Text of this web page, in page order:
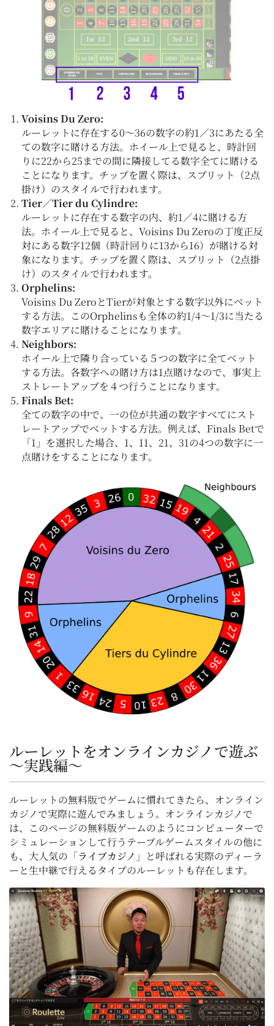
Voisins Du Zero:
ルーレットに存在する0～36の数字の約1／3にあたる全
ての数字に賭ける方法。ホイール上で見ると、時計回
りに22から25までの間に隣接してる数字全てに賭ける
ことになります。チップを置く際は、スプリット（2点
掛け）のスタイルで行われます。
Tier／Tier du Cylindre:
ルーレットに存在する数字の内、約1／4に賭ける方
法。ホイール上で見ると、Voisins Du Zeroの丁度正反
対にある数字12個（時計回りに13から16）が賭ける対
象になります。チップを置く際は、スプリット（2点掛
け）のスタイルで行われます。
Orphelins:
Voisins Du ZeroとTierが対象とする数字以外にベット
する方法。このOrphelinsも全体の約1/4～1/3に当たる
数字エリアに賭けることになります。
Neighbors:
ホイール上で隣り合っている５つの数字に全てベット
する方法。各数字への賭け方は1点賭けなので、事実上
ストレートアップを４つ行うことになります。
Finals Bet:
全ての数字の中で、一の位が共通の数字すべてにスト
レートアップでベットする方法。例えば、Finals Betで
「1」を選択した場合、1、11、21、31の4つの数字に一
点賭けをすることになります。
ルーレットをオンラインカジノで遊ぶ
～実践編～
ルーレットの無料版でゲームに慣れてきたら、オンライン
カジノで実際に遊んでみましょう。オンラインカジノで
は、このページの無料版ゲームのようにコンピューターで
シミュレーションして行うテーブルゲームスタイルの他に
も、大人気の「ライブカジノ 」と呼ばれる実際のディーラ
ーと生中継で行えるタイプのルーレットも存在します。